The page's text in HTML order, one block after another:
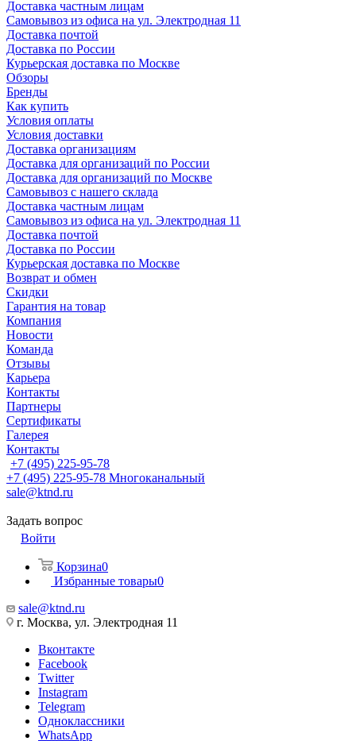
Доставка частным лицам
Самовывоз из офиса на ул. Электродная 11
Доставка почтой
Доставка по России
Курьерская доставка по Москве
Обзоры
Бренды
Как купить
Условия оплаты
Условия доставки
Доставка организациям
Доставка для организаций по России
Доставка для организаций по Москве
Самовывоз с нашего склада
Доставка частным лицам
Самовывоз из офиса на ул. Электродная 11
Доставка почтой
Доставка по России
Курьерская доставка по Москве
Возврат и обмен
Скидки
Гарантия на товар
Компания
Новости
Команда
Отзывы
Карьера
Контакты
Партнеры
Сертификаты
Галерея
Контакты
+7 (495) 225-95-78
+7 (495) 225-95-78 Многоканальный
sale@ktnd.ru
Задать вопрос
Войти
Корзина0
Избранные товары0
sale@ktnd.ru
г. Москва, ул. Электродная 11
Вконтакте
Facebook
Twitter
Instagram
Telegram
Одноклассники
WhatsApp